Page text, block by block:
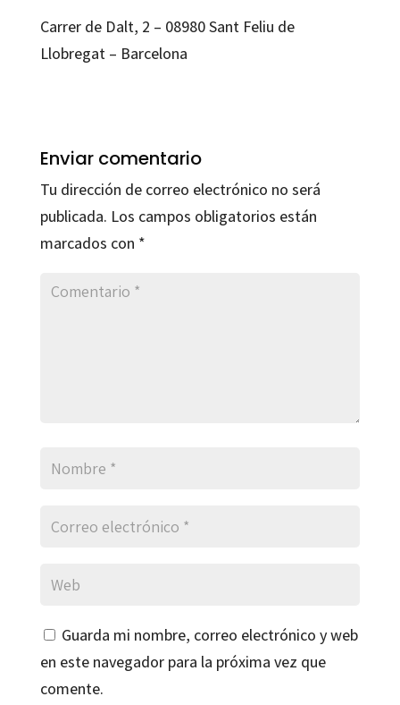
Carrer de Dalt, 2 – 08980 Sant Feliu de
Llobregat – Barcelona
Enviar comentario
Tu dirección de correo electrónico no será
publicada. Los campos obligatorios están
marcados con *
Guarda mi nombre, correo electrónico y web
en este navegador para la próxima vez que
comente.